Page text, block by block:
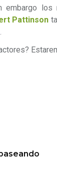
embargo los
Pattinson
.